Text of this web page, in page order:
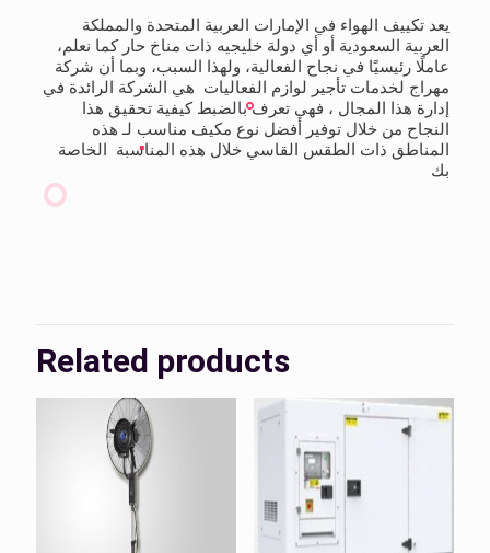
يعد تكييف الهواء في الإمارات العربية المتحدة والمملكة
العربية السعودية أو أي دولة خليجيه ذات مناخ حار كما نعلم،
عاملًا رئيسيًا في نجاح الفعالية، ولهذا السبب، وبما أن شركة
مهراج لخدمات تأجير لوازم الفعاليات هي الشركة الرائدة في
إدارة هذا المجال ، فهي تعرف بالضبط كيفية تحقيق هذا
النجاح من خلال توفير أفضل نوع مكيف مناسب لـ هذه
المناطق ذات الطقس القاسي خلال هذه المناسبة الخاصة
بك
Related products